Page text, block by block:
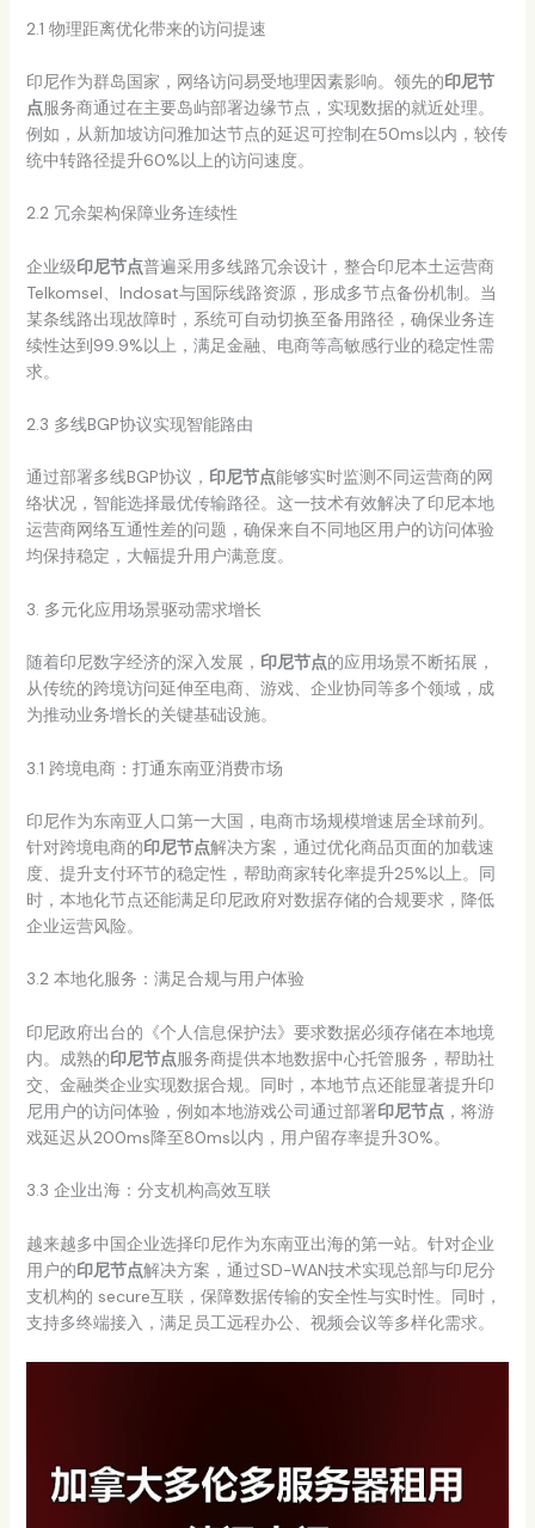
2.1 物理距离优化带来的访问提速
印尼作为群岛国家，网络访问易受地理因素影响。领先的印尼节
点服务商通过在主要岛屿部署边缘节点，实现数据的就近处理。
例如，从新加坡访问雅加达节点的延迟可控制在50ms以内，较传
统中转路径提升60%以上的访问速度。
2.2 冗余架构保障业务连续性
企业级印尼节点普遍采用多线路冗余设计，整合印尼本土运营商
Telkomsel、Indosat与国际线路资源，形成多节点备份机制。当
某条线路出现故障时，系统可自动切换至备用路径，确保业务连
续性达到99.9%以上，满足金融、电商等高敏感行业的稳定性需
求。
2.3 多线BGP协议实现智能路由
通过部署多线BGP协议， 印尼节点能够实时监测不同运营商的网
络状况，智能选择最优传输路径。这一技术有效解决了印尼本地
运营商网络互通性差的问题，确保来自不同地区用户的访问体验
均保持稳定，大幅提升用户满意度。
3. 多元化应用场景驱动需求增长
随着印尼数字经济的深入发展， 印尼节点的应用场景不断拓展，
从传统的跨境访问延伸至电商、游戏、企业协同等多个领域，成
为推动业务增长的关键基础设施。
3.1 跨境电商：打通东南亚消费市场
印尼作为东南亚人口第一大国，电商市场规模增速居全球前列。
针对跨境电商的印尼节点解决方案，通过优化商品页面的加载速
度、提升支付环节的稳定性，帮助商家转化率提升25%以上。同
时，本地化节点还能满足印尼政府对数据存储的合规要求，降低
企业运营风险。
3.2 本地化服务：满足合规与用户体验
印尼政府出台的《个人信息保护法》要求数据必须存储在本地境
内。成熟的印尼节点服务商提供本地数据中心托管服务，帮助社
交、金融类企业实现数据合规。同时，本地节点还能显著提升印
尼用户的访问体验，例如本地游戏公司通过部署印尼节点 ，将游
戏延迟从200ms降至80ms以内，用户留存率提升30%。
3.3 企业出海：分支机构高效互联
越来越多中国企业选择印尼作为东南亚出海的第一站。针对企业
用户的印尼节点解决方案，通过SD-WAN技术实现总部与印尼分
支机构的 secure互联，保障数据传输的安全性与实时性。同时，
支持多终端接入，满足员工远程办公、视频会议等多样化需求。